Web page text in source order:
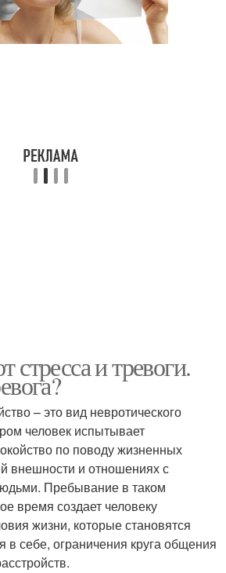
стресса и тревоги.
– это вид невротического
человек испытывает
по поводу жизненных
внешности и отношениях с
Пребывание в таком
время создает человеку
жизни, которые становятся
в себе, ограничения круга общения